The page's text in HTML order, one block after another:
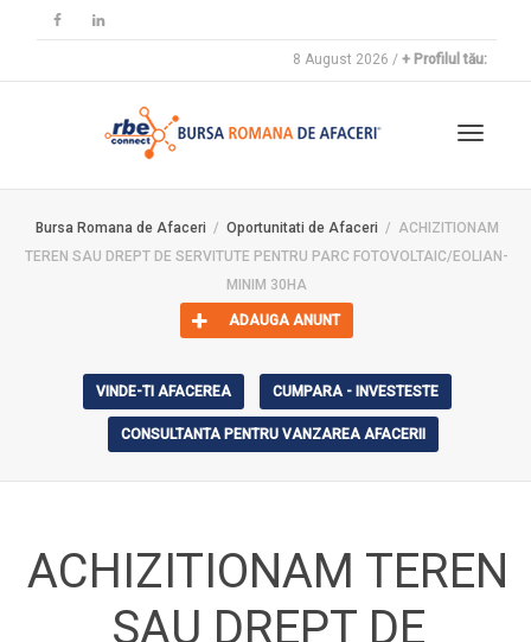
8 August 2026 / + Profilul tău:
Bursa Romana de Afaceri Oportunitati de Afaceri
ACHIZITIONAM
TEREN SAU DREPT DE SERVITUTE PENTRU PARC FOTOVOLTAIC/EOLIAN-
MINIM 30HA
ADAUGA ANUNT
VINDE-TI AFACEREA CUMPARA - INVESTESTE
CONSULTANTA PENTRU VANZAREA AFACERII
ACHIZITIONAM TEREN
SAU DREPT DE